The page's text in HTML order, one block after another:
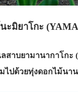
ะมิยาโกะ
าบยามานากาโกะ
ไปด้วยทุ่งดอกไม้น